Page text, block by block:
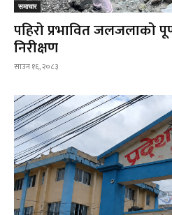
समाचार
पहिरो प्रभावित जलजलाको
निरीक्षण
साउन १६, २०८३